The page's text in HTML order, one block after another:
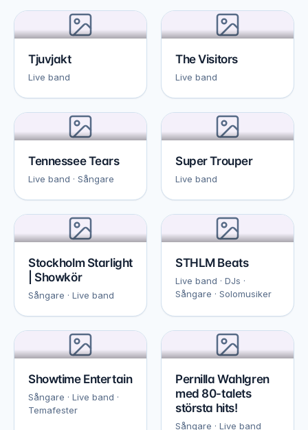
Tjuvjakt
Live band
The Visitors
Live band
Tennessee Tears
Live band · Sångare
Super Trouper
Live band
Stockholm Starlight
| Showkör
Sångare · Live band
STHLM Beats
Live band · DJs ·
Sångare · Solomusiker
Showtime Entertain
Sångare · Live band ·
Temafester
Pernilla Wahlgren
med 80-talets
största hits!
Sångare · Live band